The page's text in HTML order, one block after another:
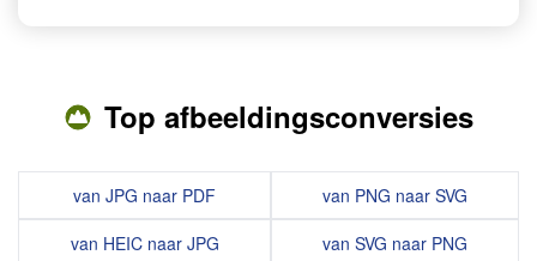
Top afbeeldingsconversies
van JPG naar PDF
van HEIC naar JPG
van PNG naar SVG
van SVG naar PNG